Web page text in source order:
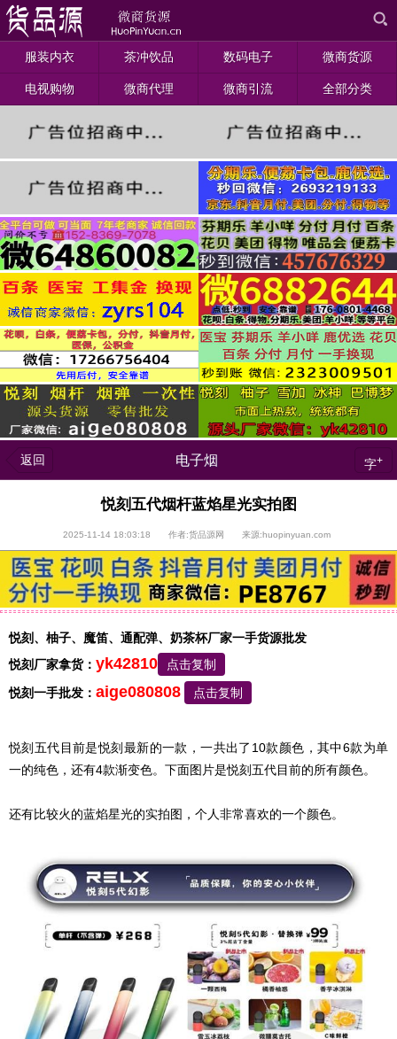
服装内衣 茶冲饮品 数码电子 微商货源
电视购物 微商代理 微商引流 全部分类
返回 电子烟 字+
悦刻五代烟杆蓝焰星光实拍图
2025-11-14 18:03:18 作者:货品源网 来源:huopinyuan.com
悦刻、柚子、魔笛、通配弹、奶茶杯厂家一手货源批发
悦刻厂家拿货： yk42810
点击复制
悦刻一手批发： aige080808 点击复制
悦刻五代目前是悦刻最新的一款，一共出了10款颜色，其中6款为单
一的纯色，还有4款渐变色。下面图片是悦刻五代目前的所有颜色。
还有比较火的蓝焰星光的实拍图，个人非常喜欢的一个颜色。